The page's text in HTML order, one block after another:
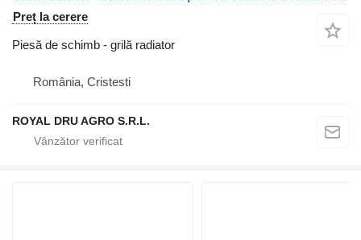
Preț la cerere
Piesă de schimb - grilă radiator
România, Cristesti
ROYAL DRU AGRO S.R.L.